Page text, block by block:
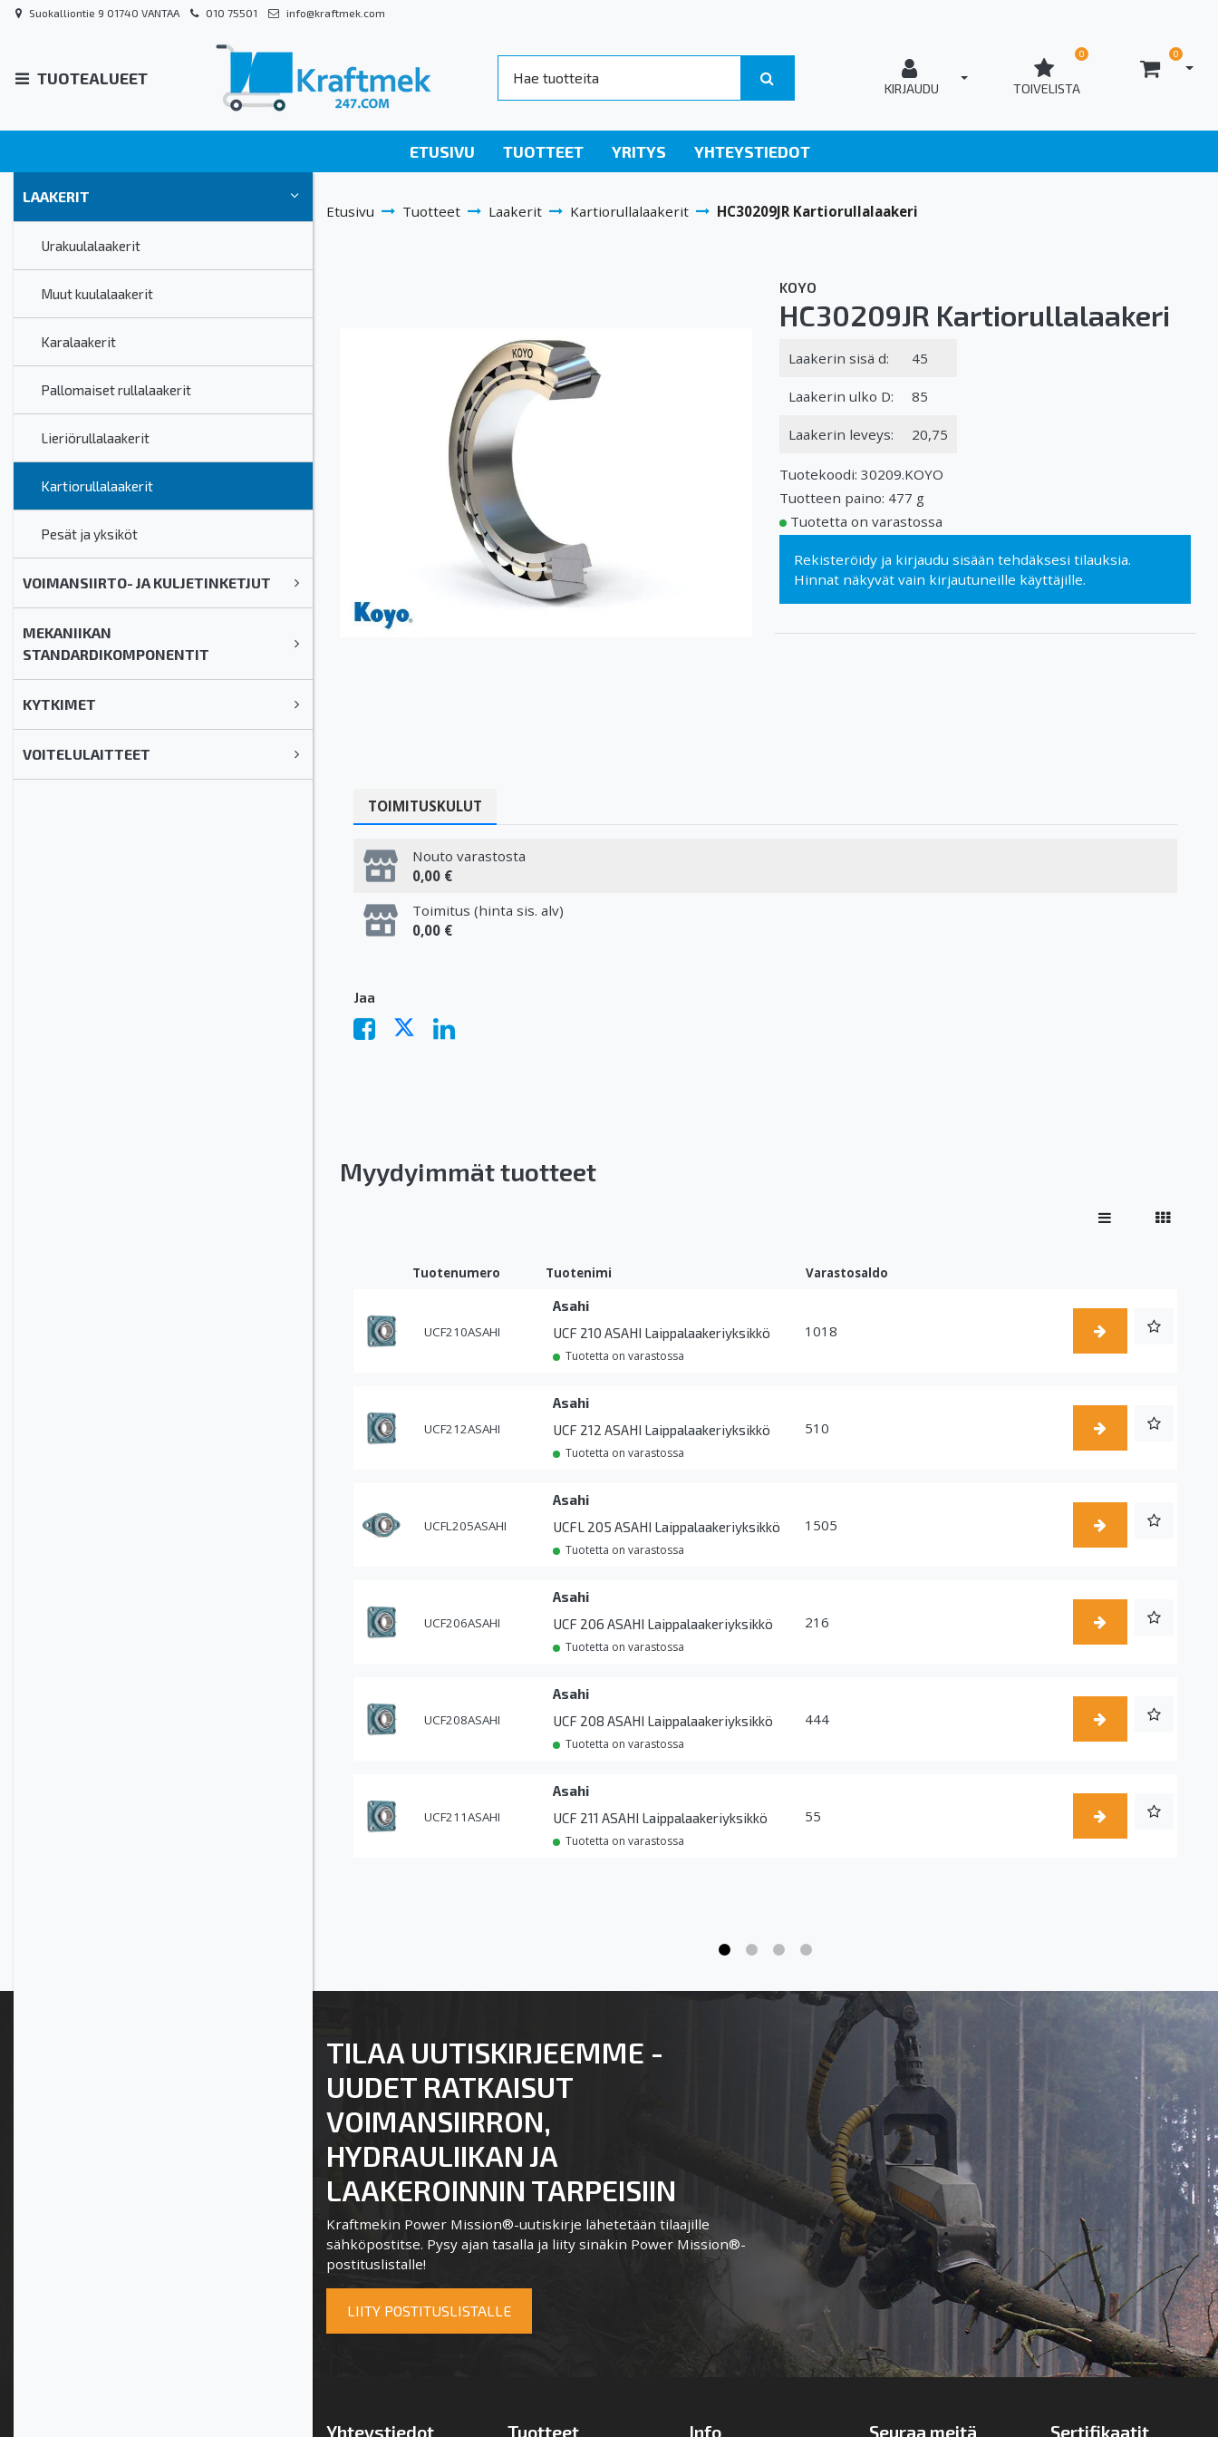
Suokalliontie 9 01740 VANTAA 010 75501 info@kraftmek.com
TUOTEALUEET
KIRJAUDU
T_OPEN_LOGIN
TOIVELISTA
0 0
ETUSIVU TUOTTEET YRITYS YHTEYSTIEDOT
LAAKERIT
Urakuulalaakerit
Muut kuulalaakerit
Karalaakerit
Pallomaiset rullalaakerit
Lieriörullalaakerit
Kartiorullalaakerit
Pesät ja yksiköt
VOIMANSIIRTO- JA KULJETINKETJUT
MEKANIIKAN
STANDARDIKOMPONENTIT
KYTKIMET
VOITELULAITTEET
Etusivu Tuotteet Laakerit Kartiorullalaakerit HC30209JR Kartiorullalaakeri
KOYO
HC30209JR Kartiorullalaakeri
Laakerin sisä d: 45
Laakerin ulko D: 85
Laakerin leveys: 20,75
Tuotekoodi: 30209.KOYO
Tuotteen paino: 477 g
Tuotetta on varastossa
Rekisteröidyja kirjaudu sisään tehdäksesi tilauksia.
Hinnat näkyvät vain kirjautuneille käyttäjille.
TOIMITUSKULUT
Nouto varastosta
0,00 €
Toimitus (hinta sis. alv)
0,00 €
Jaa
Myydyimmät tuotteet
Tuotenumero Tuotenimi Varastosaldo
UCF210ASAHI
Asahi
UCF 210 ASAHI Laippalaakeriyksikkö
Tuotetta on varastossa
1018
UCF212ASAHI
Asahi
UCF 212 ASAHI Laippalaakeriyksikkö
Tuotetta on varastossa
510
UCFL205ASAHI
Asahi
UCFL 205 ASAHI Laippalaakeriyksikkö
Tuotetta on varastossa
1505
UCF206ASAHI
Asahi
UCF 206 ASAHI Laippalaakeriyksikkö
Tuotetta on varastossa
216
UCF208ASAHI
Asahi
UCF 208 ASAHI Laippalaakeriyksikkö
Tuotetta on varastossa
444
UCF211ASAHI
Asahi
UCF 211 ASAHI Laippalaakeriyksikkö
Tuotetta on varastossa
55
TILAA UUTISKIRJEEMME -
UUDET RATKAISUT
VOIMANSIIRRON,
HYDRAULIIKAN JA
LAAKEROINNIN TARPEISIIN
Kraftmekin Power Mission®-uutiskirje lähetetään tilaajille
sähköpostitse. Pysy ajan tasalla ja liity sinäkin Power Mission®-
postituslistalle!
LIITY POSTITUSLISTALLE
Yhteystiedot Tuotteet Info Seuraa meitä Sertifikaatit